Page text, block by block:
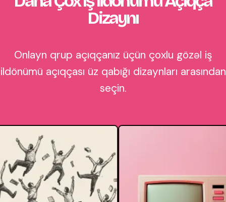
Dizaynı
Onlayn qrup açıqçanız üçün çoxlu gözəl iş
ildönümü açıqçası üz qabığı dizaynları arasından
seçin.